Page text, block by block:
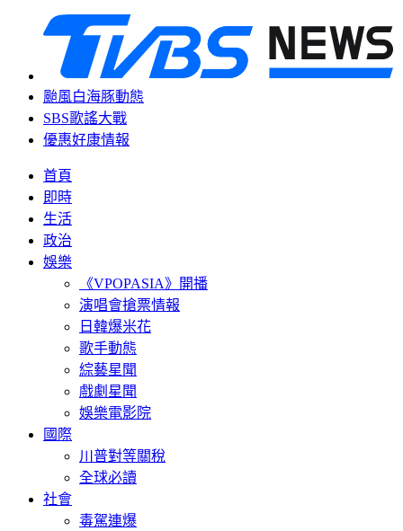
颱風白海豚動態
SBS歌謠大戰
優惠好康情報
首頁
即時
生活
政治
娛樂
《VPOPASIA》開播
演唱會搶票情報
日韓爆米花
歌手動態
綜藝星聞
戲劇星聞
娛樂電影院
國際
川普對等關稅
全球必讀
社會
毒駕連爆